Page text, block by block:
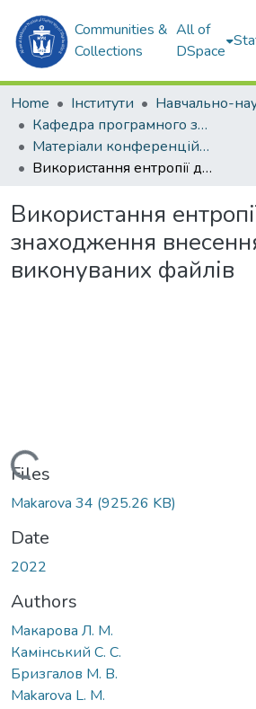
Communities &
Collections
All of
DSpace
Home Інститути
Кафедра програмного забезпечення автоматизованих систем (ПЗАС)
Матеріали конференцій (ПЗАС)
Використання ентропії для знаходження внесення змін коду виконуваних файлів
Використання
знаходження
виконуваних файлів
Loading...
Files
Makarova 34 (925.26 KB)
Date
2022
Authors
Макарова Л. М.
Камінський С. С.
Бризгалов М. В.
Makarova L. M.